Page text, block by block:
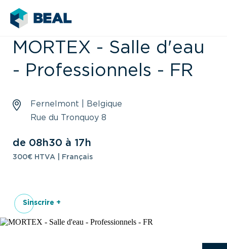
MORTEX - Salle d'eau
- Professionnels - FR
Fernelmont | Belgique
Rue du Tronquoy 8
de 08h30 à 17h
300€ HTVA | Français
Sinscrire +